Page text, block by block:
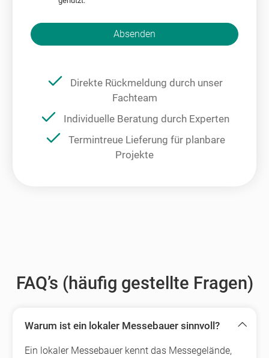
Bitte nicht ausfüllen.Absenden
Direkte Rückmeldung durch unser
Fachteam
Individuelle Beratung durch Experten
Termintreue Lieferung für planbare
Projekte
FAQ’s (häufig gestellte Fragen)
Warum ist ein lokaler Messebauer sinnvoll?
Ein lokaler Messebauer kennt das Messegelände,